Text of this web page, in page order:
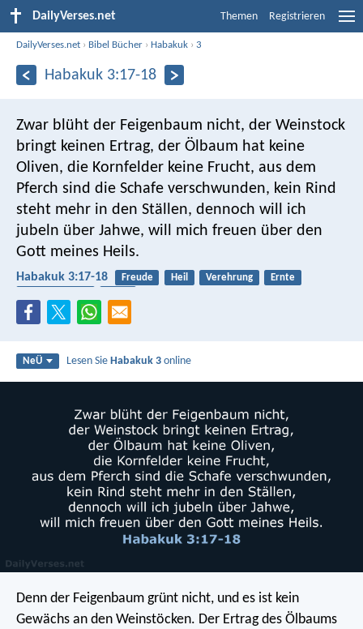
DailyVerses.net Themen Registrieren
DailyVerses.net › Bibel Bücher › Habakuk ›3
Habakuk 3:17-18
Zwar blüht der Feigenbaum nicht, der Weinstock
bringt keinen Ertrag, der Ölbaum hat keine
Oliven, die Kornfelder keine Frucht, aus dem
Pferch sind die Schafe verschwunden, kein Rind
steht mehr in den Ställen, dennoch will ich
jubeln über Jahwe, will mich freuen über den
Gott meines Heils.
Habakuk 3:17-18 Freude Heil Verehrung
Ernte
NeÜ Lesen SieHabakuk 3 online
Denn der Feigenbaum grünt nicht, und es ist kein
Gewächs an den Weinstöcken. Der Ertrag des Ölbaums